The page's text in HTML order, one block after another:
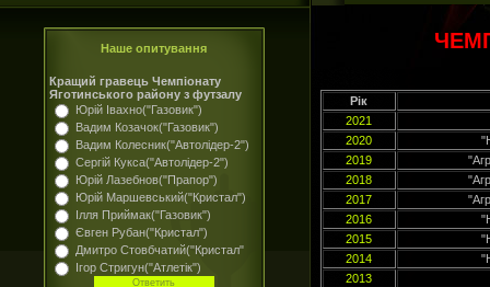
Наше опитування
Кращий гравець Чемпіонату
Яготинського району з футзалу
Юрій Івахно("Газовик")
Вадим Козачок("Газовик")
Вадим Колесник("Автолідер-2")
Сергій Кукса("Автолідер-2")
Юрій Лазебнов("Прапор")
Юрій Маршевський("Кристал")
Ілля Приймак("Газовик")
Євген Рубан("Кристал")
Дмитро Стовбчатий("Кристал"
Ігор Стригун("Атлетік")
Рік
2021
2020
2019
2018
2017
2016
2015
2014
2013